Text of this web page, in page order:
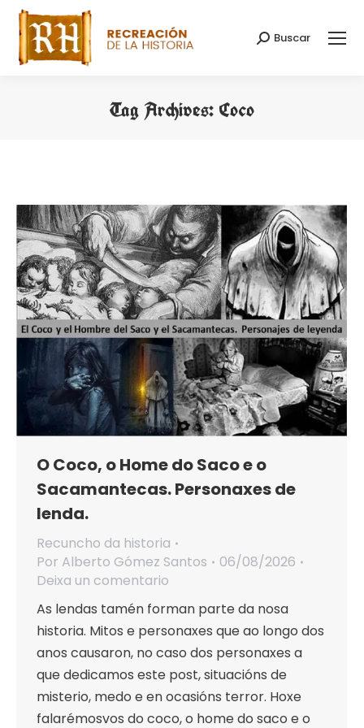
Search:
Buscar
Tag Archives: Coco
O Coco, o Home do Saco e o
Sacamantecas. Personaxes de
lenda.
Recuncho da historia
Por Alberto Gómez Santos
06/08/2026
Deixa un comentario
As lendas tamén forman parte da nosa
historia. Mitos e personaxes que ao longo dos
anos causaron, no caso dos personaxes a
que dedicamos este post, situacións de
misterio, medo e en ocasións terror. Hoxe
falarémosvos do coco, o home do saco e o